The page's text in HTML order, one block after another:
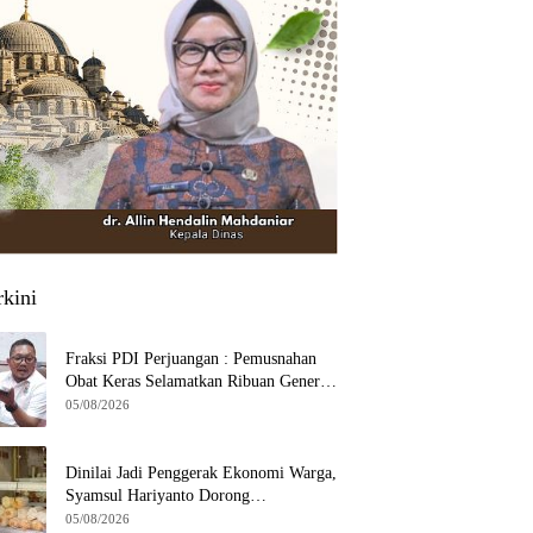
Fraksi PDI Perjuangan : Pemusnahan
Obat Keras Selamatkan Ribuan Generasi
Muda Tangsel
05/08/2026
Dinilai Jadi Penggerak Ekonomi Warga,
Syamsul Hariyanto Dorong
Pengembangan Budidaya Jamur Crispy
05/08/2026